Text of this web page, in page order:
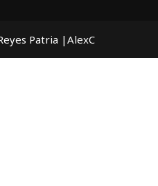
Patria |AlexC